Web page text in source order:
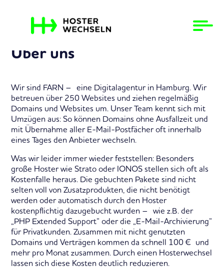
Über uns
Wir sind FARN – eine Digitalagentur in Hamburg. Wir
betreuen über 250 Websites und ziehen regelmäßig
Domains und Websites um. Unser Team kennt sich mit
Umzügen aus: So können Domains ohne Ausfallzeit und
mit Übernahme aller E-Mail-Postfächer oft innerhalb
eines Tages den Anbieter wechseln.
Was wir leider immer wieder feststellen: Besonders
große Hoster wie Strato oder IONOS stellen sich oft als
Kostenfalle heraus. Die gebuchten Pakete sind nicht
selten voll von Zusatzprodukten, die nicht benötigt
werden oder automatisch durch den Hoster
kostenpflichtig dazugebucht wurden – wie z.B. der
„PHP Extended Support“ oder die „E-Mail-Archivierung“
für Privatkunden. Zusammen mit nicht genutzten
Domains und Verträgen kommen da schnell 100 € und
mehr pro Monat zusammen. Durch einen Hosterwechsel
lassen sich diese Kosten deutlich reduzieren.